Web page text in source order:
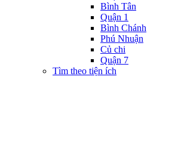
Bình Tân
Quận 1
Bình Chánh
Phú Nhuận
Củ chi
Quận 7
Tìm theo tiện ích